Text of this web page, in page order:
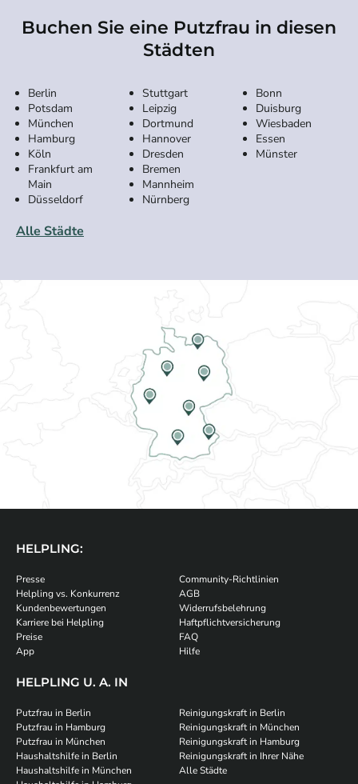
Buchen Sie eine Putzfrau in diesen
Städten
Berlin
Potsdam
München
Hamburg
Köln
Frankfurt am
Main
Düsseldorf
Stuttgart
Leipzig
Dortmund
Hannover
Dresden
Bremen
Mannheim
Nürnberg
Bonn
Duisburg
Wiesbaden
Essen
Münster
Alle Städte
HELPLING:
Presse
Helpling vs. Konkurrenz
Kundenbewertungen
Karriere bei Helpling
Preise
App
Community-Richtlinien
AGB
Widerrufsbelehrung
Haftpflichtversicherung
FAQ
Hilfe
HELPLING U. A. IN
Putzfrau in Berlin
Putzfrau in Hamburg
Putzfrau in München
Haushaltshilfe in Berlin
Haushaltshilfe in München
Reinigungskraft in Berlin
Reinigungskraft in München
Reinigungskraft in Hamburg
Reinigungskraft in Ihrer Nähe
Alle Städte